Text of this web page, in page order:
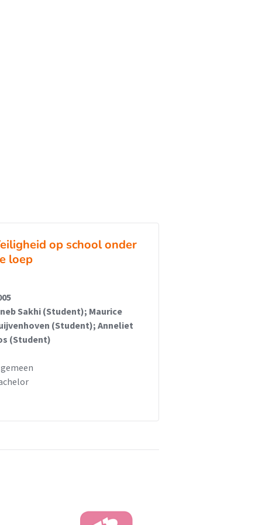
op school onder
loep
Sakhi (Student); Maurice
(Student); Anneliet
(Student)